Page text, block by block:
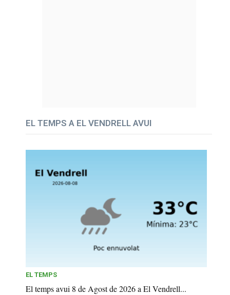
EL TEMPS A EL VENDRELL AVUI
EL TEMPS
El temps avui 8 de Agost de 2026 a El Vendrell...